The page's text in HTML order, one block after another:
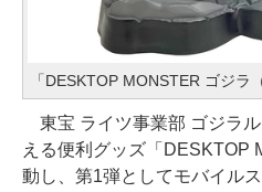
「DESKTOP MONSTER ゴジラ
東宝 ライツ事業部 ゴジラ
える便利グッズ「DESKTOP
動し、第1弾としてモバイル